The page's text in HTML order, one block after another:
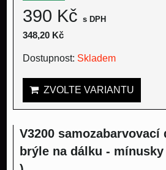
390 Kč s DPH
348,20 Kč
Dostupnost: Skladem
ZVOLTE VARIANTU
V3200
brýle na dálku - mínusky